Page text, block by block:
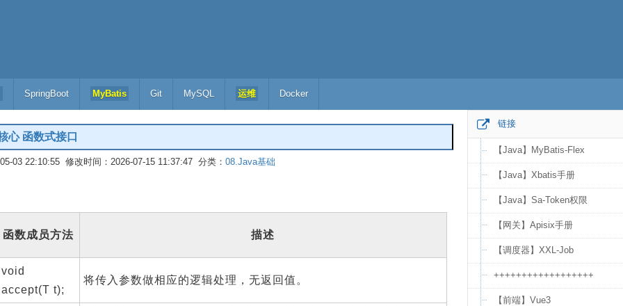
SpringBoot MyBatis Git MySQL 运维 Docker
心 函数式接口
03 22:10:55 修改时间：2026-07-15 11:37:47 分类： 08.Java基础
函数成员方法 描述
void
accept(T t);
将传入参数做相应的逻辑处理，无返回值。
链接
【Java】MyBatis-Flex
【Java】Xbatis手册
【Java】Sa-Token权限
【网关】Apisix手册
【调度器】XXL-Job
++++++++++++++++++
【前端】Vue3